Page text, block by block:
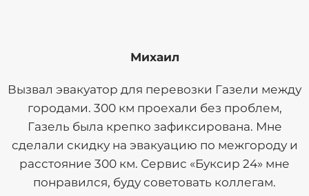
Михаил
Вызвал эвакуатор для перевозки Газели между
городами. 300 км проехали без проблем,
Газель была крепко зафиксирована. Мне
сделали скидку на эвакуацию по межгороду и
расстояние 300 км. Сервис «Буксир 24» мне
понравился, буду советовать коллегам.